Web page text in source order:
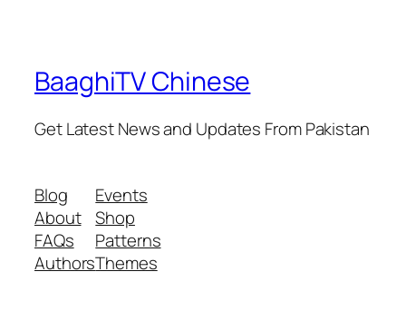
BaaghiTV Chinese
Get Latest News and Updates From Pakistan
Blog
About
FAQs
Authors
Events
Shop
Patterns
Themes